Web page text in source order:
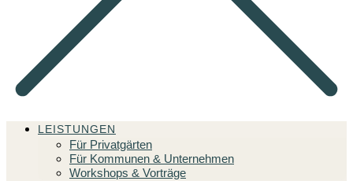
LEISTUNGEN
Für Privatgärten
Für Kommunen & Unternehmen
Workshops & Vorträge